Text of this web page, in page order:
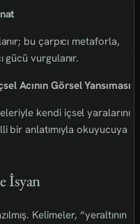
bu çarpıcı metaforla,
gücü vurgulanır.
Acının Görsel Yansıması
kendi içsel yaralarını
bir anlatımıyla okuyucuya
İsyan
Kelimeler, “yeraltının